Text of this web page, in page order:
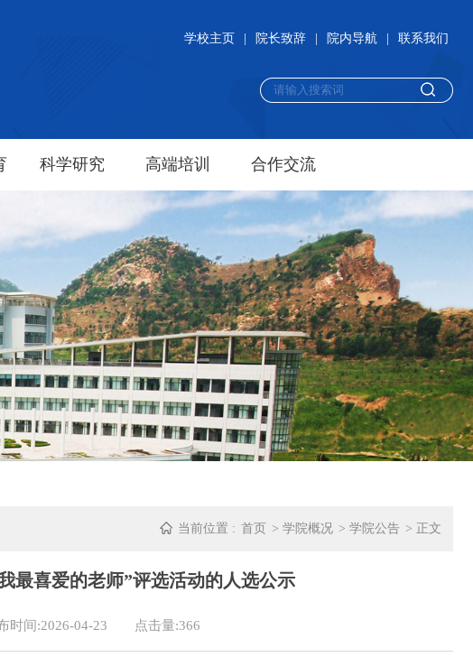
学校主页 院长致辞 院内导航 联系我们
科学研究 高端培训 合作交流
当前位置 : 首页 > 学院概况 > 学院公告 > 正文
最喜爱的老师”评选活动的人选公示
时间:2026-04-23 点击量:366